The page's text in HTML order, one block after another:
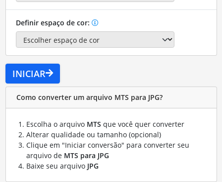
Definir espaço de cor:
INICIAR
Como converter um arquivo MTS para JPG?
Escolha o arquivo MTS que você quer converter
Alterar qualidade ou tamanho (opcional)
Clique em "Iniciar conversão" para converter seu
arquivo de MTS para JPG
Baixe seu arquivo JPG